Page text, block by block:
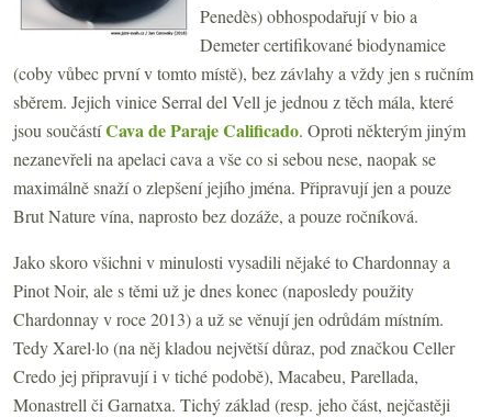
Penedès) obhospodařují v bio a
Demeter certifikované biodynamice
(coby vůbec první v tomto místě), bez závlahy a vždy jen s ručním
sběrem. Jejich vinice Serral del Vell je jednou z těch mála, které
jsou součástíCava de Paraje Calificado. Oproti některým jiným
nezanevřeli na apelaci cava a vše co si sebou nese, naopak se
maximálně snaží o zlepšení jejího jména. Připravují jen a pouze
Brut Nature vína, naprosto bez dozáže, a pouze ročníková.
Jako skoro všichni v minulosti vysadili nějaké to Chardonnay a
Pinot Noir, ale s těmi už je dnes konec (naposledy použity
Chardonnay v roce 2013) a už se věnují jen odrůdám místním.
Tedy Xarel·lo(na něj kladou největší důraz, pod značkou Celler
Credo jej připravují i v tiché podobě), Macabeu, Parellada,
Monastrell či Garnatxa. Tichý základ (resp. jeho část, nejčastěji